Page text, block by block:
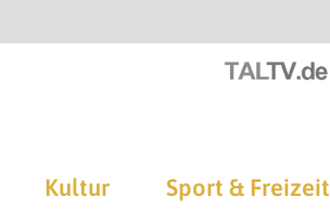
Kultur Sport & Freizeit